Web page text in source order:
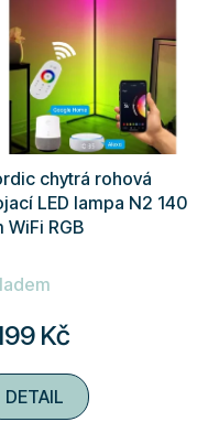
chytrá rohová
LED lampa N2 140
WiFi RGB
Kč
DETAIL